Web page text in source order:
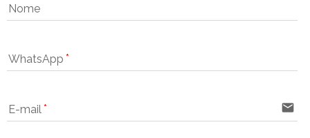
Nome
WhatsApp
E-mail email